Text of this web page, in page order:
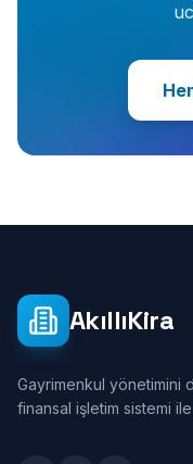
AkıllıKira
Gayrimenkul yönetimini
finansal işletim sistemi